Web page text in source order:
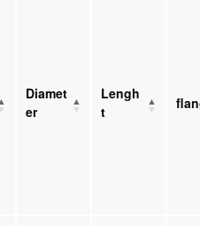
Diamet
er
Lengh
t